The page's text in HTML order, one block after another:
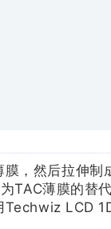
，然后拉伸
TAC薄膜的替
LCD